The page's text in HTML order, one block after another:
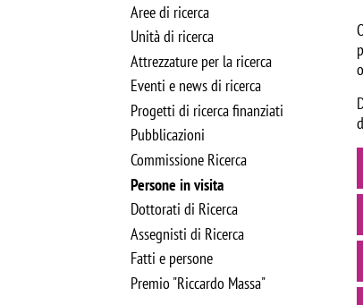
Aree di ricerca
Unità di ricerca
Attrezzature per la ricerca
Eventi e news di ricerca
Progetti di ricerca finanziati
Pubblicazioni
Commissione Ricerca
Persone in visita
Dottorati di Ricerca
Assegnisti di Ricerca
Fatti e persone
Premio "Riccardo Massa"